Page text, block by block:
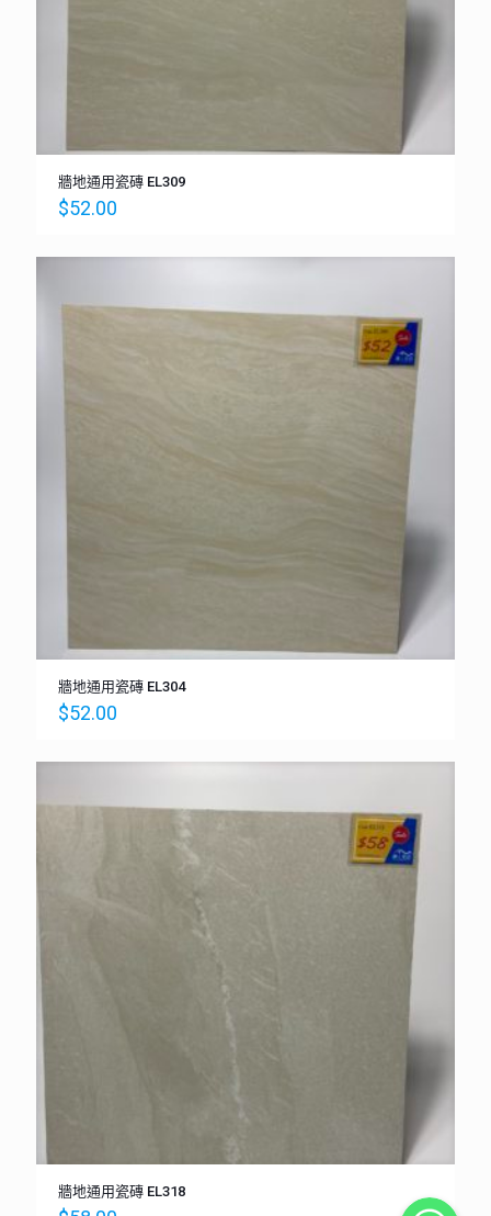
牆地通用瓷磚 EL309
$52.00
牆地通用瓷磚 EL304
$52.00
牆地通用瓷磚 EL318